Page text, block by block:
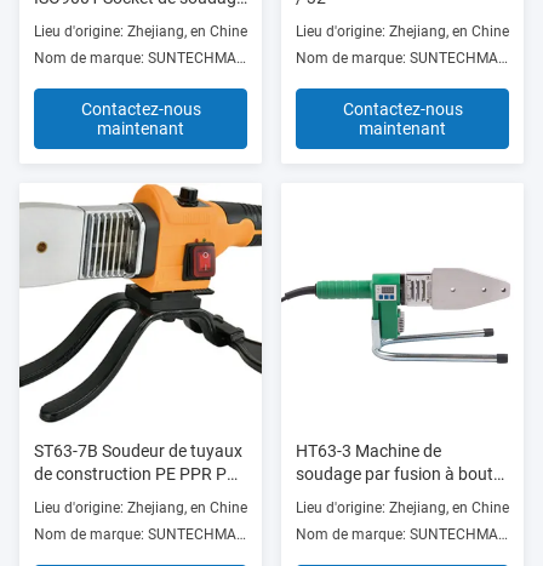
en aluminium PTFE Surface
antiadhésive
Lieu d'origine: Zhejiang, en Chine
Nom de marque: SUNTECHMACH
Contactez-nous
maintenant
Lieu d'origine: Zhejiang, en Chine
Nom de marque: SUNTECHMACH
Contactez-nous
maintenant
ST63-7B Soudeur de tuyaux
de construction PE PPR PB
PVDF HDPE Pour l'industrie
Lieu d'origine: Zhejiang, en Chine
Nom de marque: SUNTECHMACH
HT63-3 Machine de
soudage par fusion à bout
800W affichage numérique
à haut rendement pour
travaux de construction
Lieu d'origine: Zhejiang, en Chine
Nom de marque: SUNTECHMACH